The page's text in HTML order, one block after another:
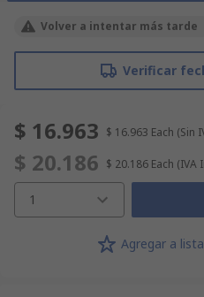
Volver a intentar más tarde
Verificar
$ 16.963 $ 16.963 Each (Sin
$ 20.186 $ 20.186 Each (IVA
1
Agregar a